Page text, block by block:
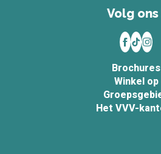
Volg ons
Brochures
Winkel op
Het VVV-